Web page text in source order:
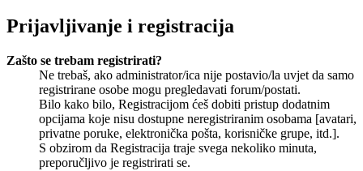
Prijavljivanje i registracija
Zašto se trebam registrirati?
Ne trebaš, ako administrator/ica nije postavio/la uvjet da samo
registrirane osobe mogu pregledavati forum/postati.
Bilo kako bilo, Registracijom ćeš dobiti pristup dodatnim
opcijama koje nisu dostupne neregistriranim osobama [avatari,
privatne poruke, elektronička pošta, korisničke grupe, itd.].
S obzirom da Registracija traje svega nekoliko minuta,
preporučljivo je registrirati se.